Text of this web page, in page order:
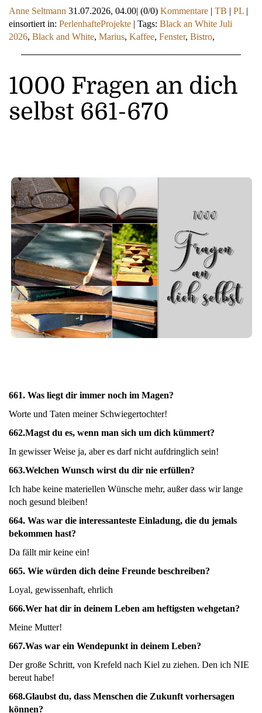
Anne Seltmann 31.07.2026, 04.00| (0/0) Kommentare | TB | PL |
einsortiert in: PerlenhafteProjekte | Tags: Black an White Juli
2026, Black and White, Marius, Kaffee, Fenster, Bistro,
1000 Fragen an dich
selbst 661-670
661. Was liegt dir immer noch im Magen?
Worte und Taten meiner Schwiegertochter!
662.Magst du es, wenn man sich um dich kümmert?
In gewisser Weise ja, aber es darf nicht aufdringlich sein!
663.Welchen Wunsch wirst du dir nie erfüllen?
Ich habe keine materiellen Wünsche mehr, außer dass wir lange
noch gesund bleiben!
664. Was war die interessanteste Einladung, die du jemals
bekommen hast?
Da fällt mir keine ein!
665. Wie würden dich deine Freunde beschreiben?
Loyal, gewissenhaft, ehrlich
666.Wer hat dir in deinem Leben am heftigsten wehgetan?
Meine Mutter!
667.Was war ein Wendepunkt in deinem Leben?
Der große Schritt, von Krefeld nach Kiel zu ziehen. Den ich NIE
bereut habe!
668.Glaubst du, dass Menschen die Zukunft vorhersagen
können?